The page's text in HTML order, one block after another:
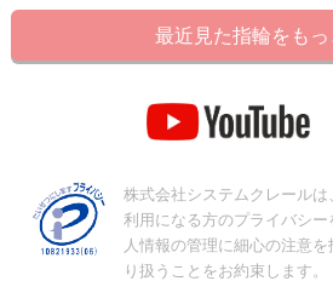
最近見た指輪をもっ
株式会社システムクレール
利用になる方のプライバシ
人情報の管理に細心の注意
り扱うことをお約束します。